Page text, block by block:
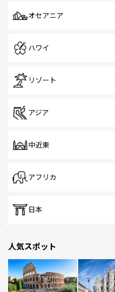
オセアニア
ハワイ
リゾート
アジア
中近東
アフリカ
日本
人気スポット